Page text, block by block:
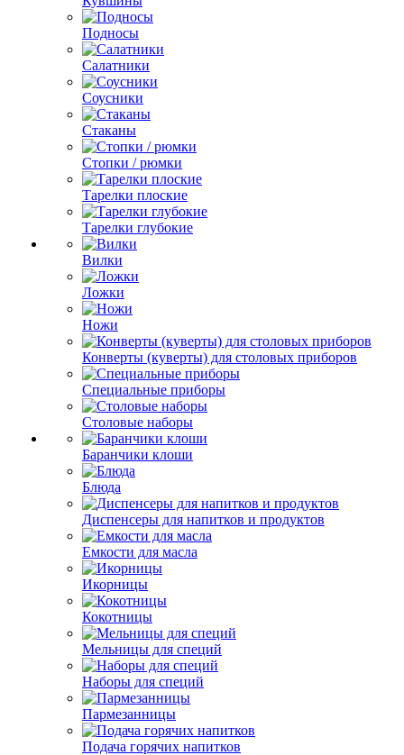
Подносы
Салатники
Соусники
Стаканы
Стопки / рюмки
Тарелки плоские
Тарелки глубокие
Вилки
Ложки
Ножи
Конверты (куверты) для столовых приборов
Специальные приборы
Столовые наборы
Баранчики клоши
Блюда
Диспенсеры для напитков и продуктов
Емкости для масла
Икорницы
Кокотницы
Мельницы для специй
Наборы для специй
Пармезанницы
Подача горячих напитков